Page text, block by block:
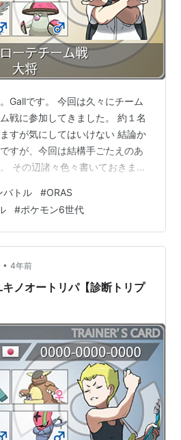
Gallです。 今回は久々にチーム
戦に参加してきました。 約１名
すが気にしてはいけない 結論か
すが、今回は結構手ごたえのあ
その辺諸々色々書いておきま
【１】使用構築について
は下記の6匹 １）バンギラス ＠
き AS252 特性：すなおこし→す
/ かみくだく けたぐり / りゅう
舞メガバンギ 仮想敵はボーマ…
バトル #ORAS
#ポケモン6世代
• 4年前
ノオートリパ【診断トリプ